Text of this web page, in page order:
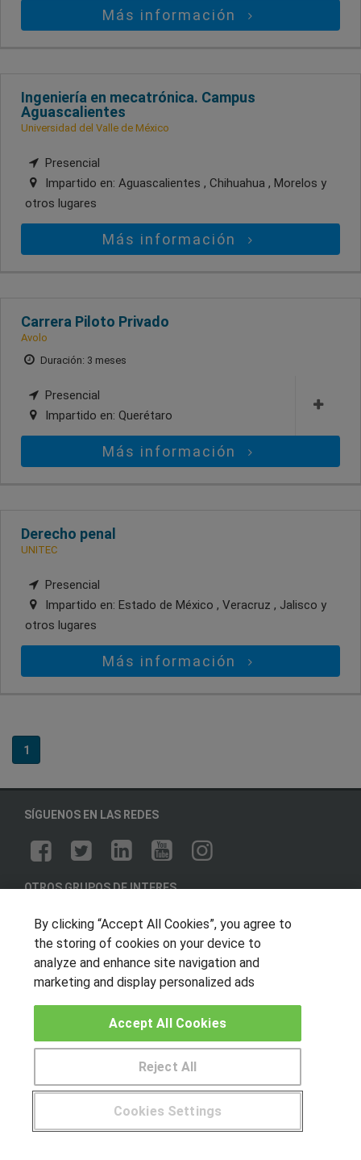
Más información
Ingeniería en mecatrónica. Campus
Aguascalientes
Universidad del Valle de México
Presencial
Impartido en: Aguascalientes , Chihuahua , Morelos y
otros lugares
Más información
Carrera Piloto Privado
Avolo
Duración: 3 meses
Presencial
Impartido en: Querétaro
Más información
Derecho penal
UNITEC
Presencial
Impartido en: Estado de México , Veracruz , Jalisco y
otros lugares
Más información
1
SÍGUENOS EN LAS REDES
OTROS GRUPOS DE INTERES
Muro de los idiomas
Hablemos de empleo
Locos por las becas
CENTROS DE FORMACIÓN
Publicar cursos
By clicking “Accept All Cookies”, you agree to
the storing of cookies on your device to
analyze and enhance site navigation and
marketing and display personalized ads
Cookies Settings
Reject All
Accept All Cookies